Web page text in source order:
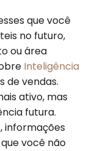
que você
no futuro,
ou área
Inteligência
de vendas.
ativo, mas
futura.
informações
você não